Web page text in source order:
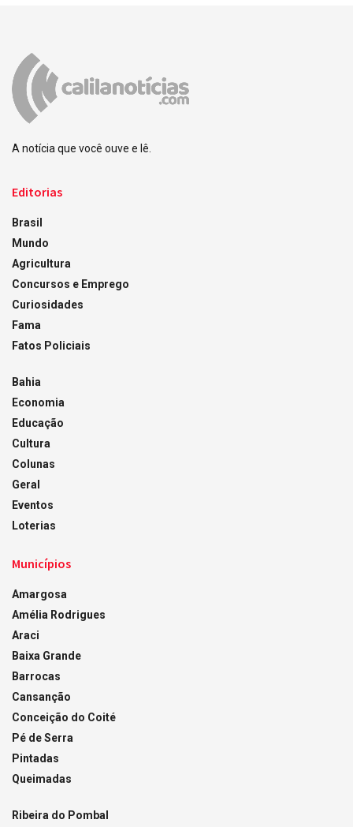
A notícia que você ouve e lê.
Editorias
Brasil
Mundo
Agricultura
Concursos e Emprego
Curiosidades
Fama
Fatos Policiais
Bahia
Economia
Educação
Cultura
Colunas
Geral
Eventos
Loterias
Municípios
Amargosa
Amélia Rodrigues
Araci
Baixa Grande
Barrocas
Cansanção
Conceição do Coité
Pé de Serra
Pintadas
Queimadas
Ribeira do Pombal